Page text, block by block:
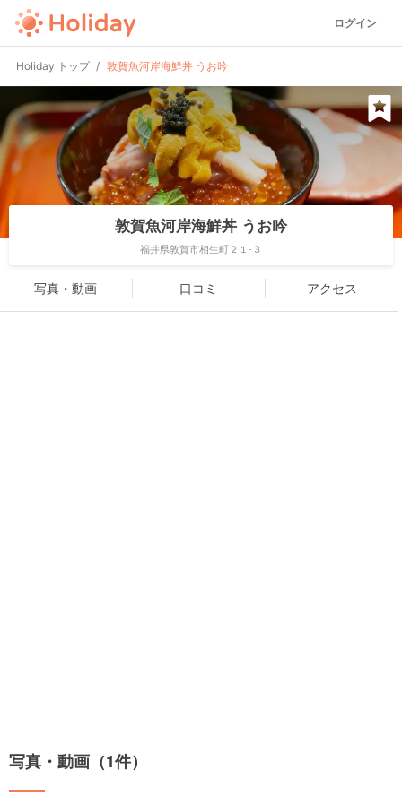
ログイン
Holiday トップ 敦賀魚河岸海鮮丼 うお吟
敦賀魚河岸海鮮丼 うお吟
福井県敦賀市相生町２１-３
写真・動画 口コミ アクセス
写真・動画（1件）